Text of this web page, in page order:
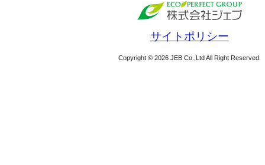
サイトポリシー
Copyright © 2026 JEB Co.,Ltd All Right Reserved.